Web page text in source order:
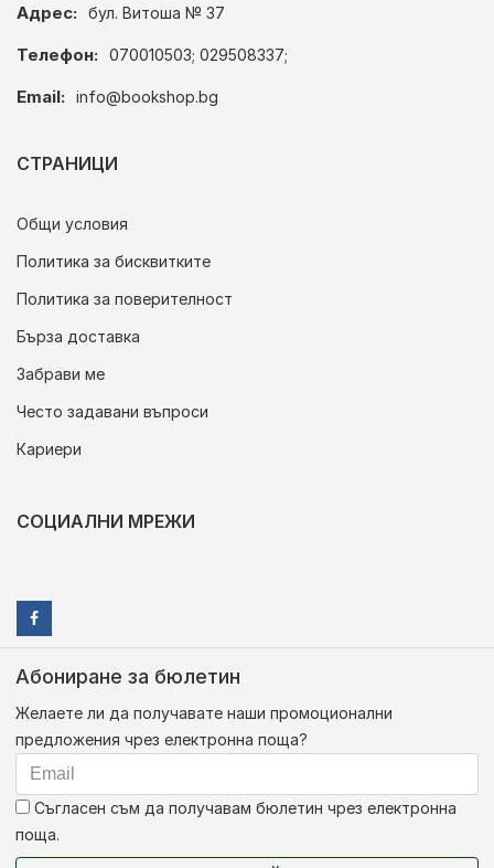
Адрес: бул. Витоша № 37
Телефон: 070010503; 029508337;
Email: info@bookshop.bg
СТРАНИЦИ
Общи условия
Политика за бисквитките
Политика за поверителност
Бърза доставка
Забрави ме
Често задавани въпроси
Кариери
СОЦИАЛНИ МРЕЖИ
Абониране за бюлетин
Желаете ли да получавате наши промоционални
предложения чрез електронна поща?
Съгласен съм да получавам бюлетин чрез електронна
поща.